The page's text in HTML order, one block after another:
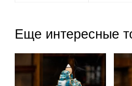
Еще интересные